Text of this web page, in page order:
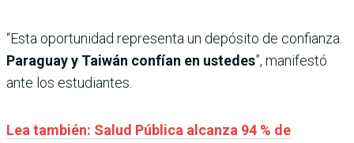
“Esta oportunidad representa un depósito de confianza.
Paraguay y Taiwán confían en ustedes”, manifestó
ante los estudiantes.
Lea también: Salud Pública alcanza 94 % de